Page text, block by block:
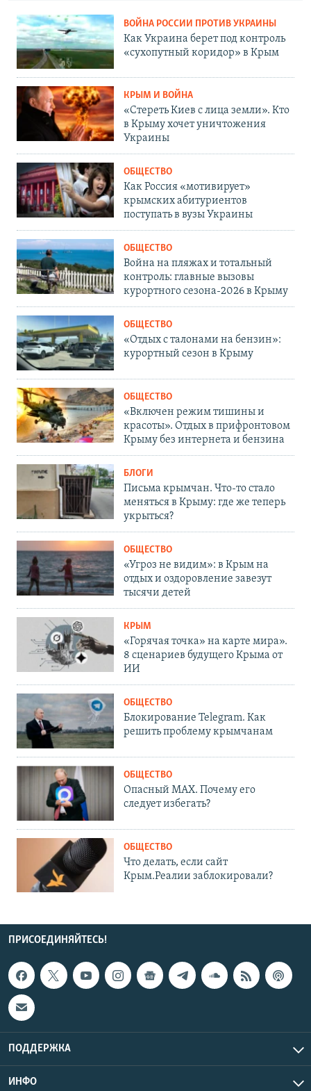
ВОЙНА РОССИИ ПРОТИВ УКРАИНЫ
Как Украина берет под контроль
«сухопутный коридор» в Крым
КРЫМ И ВОЙНА
«Стереть Киев с лица земли». Кто
в Крыму хочет уничтожения
Украины
ОБЩЕСТВО
Как Россия «мотивирует»
крымских абитуриентов
поступать в вузы Украины
ОБЩЕСТВО
Война на пляжах и тотальный
контроль: главные вызовы
курортного сезона-2026 в Крыму
ОБЩЕСТВО
«Отдых с талонами на бензин»:
курортный сезон в Крыму
ОБЩЕСТВО
«Включен режим тишины и
красоты». Отдых в прифронтовом
Крыму без интернета и бензина
БЛОГИ
Письма крымчан. Что-то стало
меняться в Крыму: где же теперь
укрыться?
ОБЩЕСТВО
«Угроз не видим»: в Крым на
отдых и оздоровление завезут
тысячи детей
КРЫМ
«Горячая точка» на карте мира».
8 сценариев будущего Крыма от
ИИ
ОБЩЕСТВО
Блокирование Telegram. Как
решить проблему крымчанам
ОБЩЕСТВО
Опасный MAX. Почему его
следует избегать?
ОБЩЕСТВО
Что делать, если сайт
Крым.Реалии заблокировали?
ПРИСОЕДИНЯЙТЕСЬ!
ПОДДЕРЖКА
ИНФО